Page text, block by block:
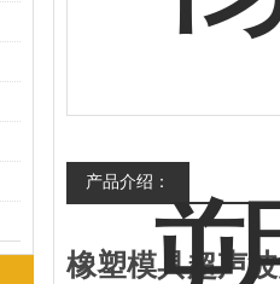
产品介绍：
橡塑模具超声